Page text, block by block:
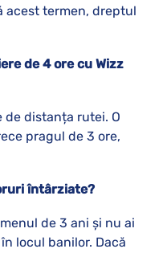
acest termen, dreptul
de 4 ore cu Wizz
de distanța rutei. O
pragul de 3 ore,
întârziate?
de 3 ani și nu ai
locul banilor. Dacă